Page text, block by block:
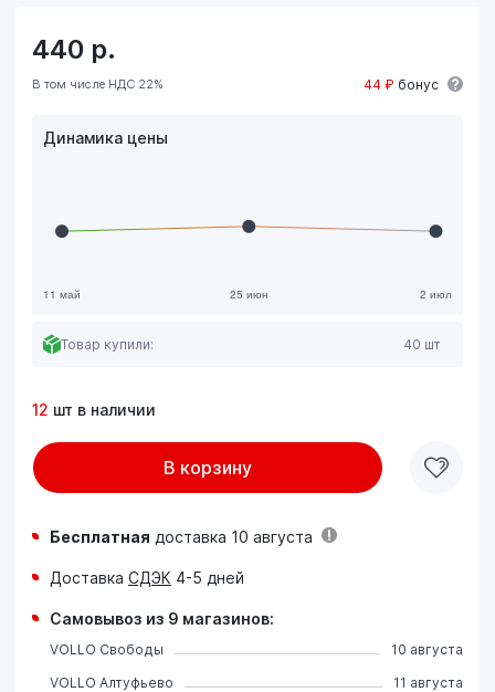
440 р.
В том числе НДС 22% 44 ₽ бонус
Динамика цены
Товар купили: 40 шт
12 шт в наличии
В корзину
Бесплатная доставка 10 августа
Доставка СДЭК 4-5 дней
Самовывоз из 9 магазинов:
VOLLO Свободы
10 августа
VOLLO Алтуфьево
11 августа